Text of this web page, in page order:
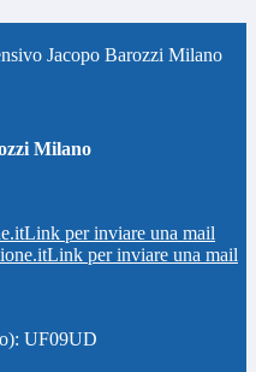
Jacopo Barozzi Milano
Milano
Link per inviare una mail
Link per inviare una mail
UF09UD